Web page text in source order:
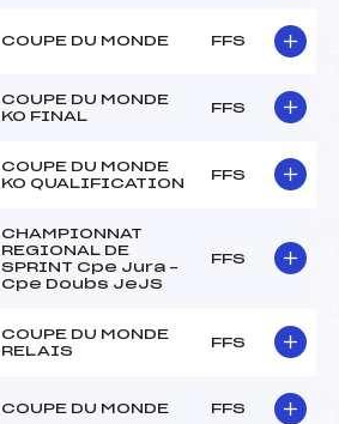
COUPE DU MONDE FFS
COUPE DU MONDE
KO FINAL
FFS
COUPE DU MONDE
KO QUALIFICATION
FFS
CHAMPIONNAT
REGIONAL DE
SPRINT Cpe Jura –
Cpe Doubs JeJS
FFS
COUPE DU MONDE
RELAIS
FFS
COUPE DU MONDE FFS